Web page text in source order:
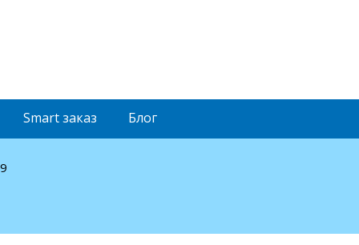
Smartзаказ Блог